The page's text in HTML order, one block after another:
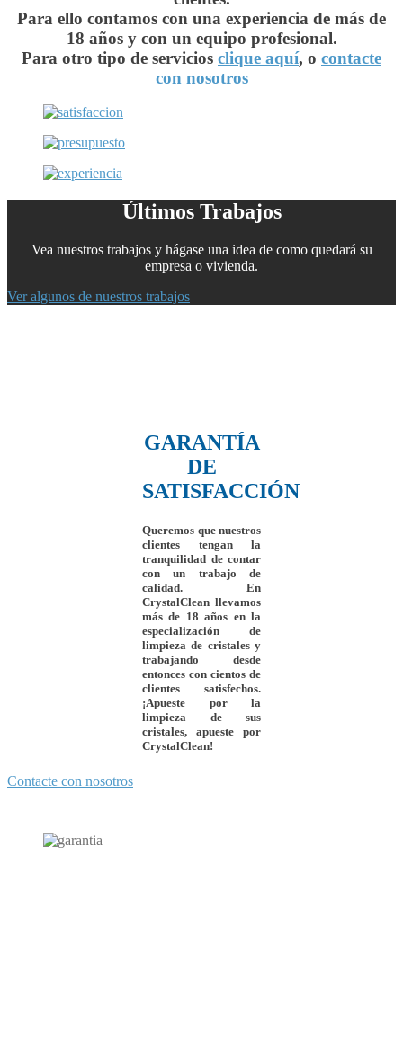
Para ello contamos con una experiencia de más de
18 años y con un equipo profesional.
Para otro tipo de servicios clique aquí, o contacte
con nosotros
Últimos Trabajos
Vea nuestros trabajos y hágase una idea de como quedará su
empresa o vivienda.
Ver algunos de nuestros trabajos
GARANTÍA
DE
SATISFACCIÓN
Queremos que nuestros
clientes tengan la
tranquilidad de contar
con un trabajo de
calidad. En
CrystalClean llevamos
más de 18 años en la
especialización de
limpieza de cristales y
trabajando desde
entonces con cientos de
clientes satisfechos.
¡Apueste por la
limpieza de sus
cristales, apueste por
CrystalClean!
Contacte con nosotros